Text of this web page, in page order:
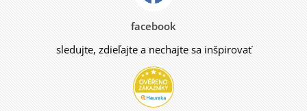
facebook
sledujte, zdieľajte a nechajte sa inšpirovať